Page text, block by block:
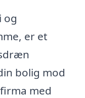
og
er et
bolig mod
med